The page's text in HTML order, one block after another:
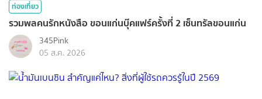
ท่องเที่ยว
รวมพลคนรักหนังสือ ขอนแก่นบุ๊คแฟร์ครั้งที่ 2 เซ็นทรัลขอนแก่น
345Pink
05 ส.ค. 2026